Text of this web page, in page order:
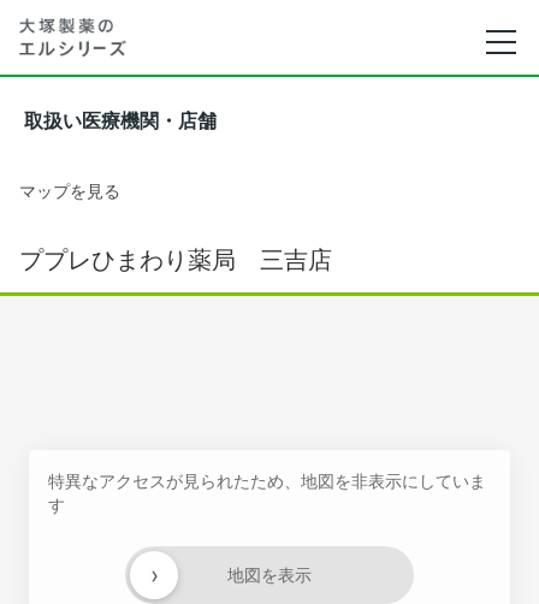
取扱い医療機関・店舗
マップを見る
ププレひまわり薬局 三吉店
特異なアクセスが見られたため、地図を非表示にしていま
す
地図を表示
›